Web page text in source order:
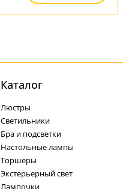
Каталог
Люстры
Светильники
Бра и подсветки
Настольные лампы
Торшеры
Экстерьерный свет
Лампочки